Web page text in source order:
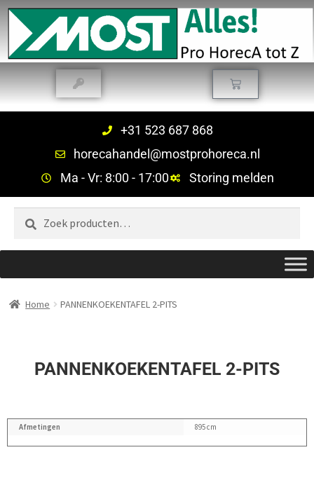
+31 523 687 868
horecahandel@mostprohoreca.nl
Ma - Vr: 8:00 - 17:00
Storing melden
Zoeken
Home PANNENKOEKENTAFEL 2-PITS
PANNENKOEKENTAFEL 2-PITS
Afmetingen 895 cm